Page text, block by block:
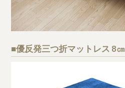
■優反発三つ折マットレス 8㎝